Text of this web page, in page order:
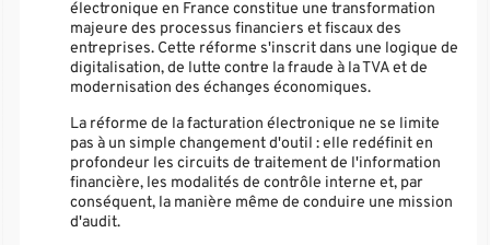
électronique en France constitue une transformation
majeure des processus financiers et fiscaux des
entreprises. Cette réforme s'inscrit dans une logique de
digitalisation, de lutte contre la fraude à la TVA et de
modernisation des échanges économiques.
La réforme de la facturation électronique ne se limite
pas à un simple changement d'outil : elle redéfinit en
profondeur les circuits de traitement de l'information
financière, les modalités de contrôle interne et, par
conséquent, la manière même de conduire une mission
d'audit.